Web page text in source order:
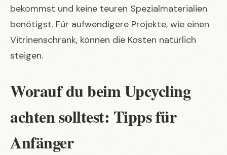
bekommst und keine teuren Spezialmaterialien
benötigst. Für aufwendigere Projekte, wie einen
Vitrinenschrank, können die Kosten natürlich
steigen.
Worauf du beim Upcycling
achten solltest: Tipps für
Anfänger